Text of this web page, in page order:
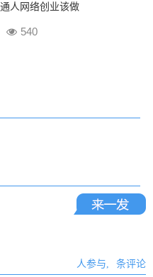
人网络创业该做
540
人参与, 条评论